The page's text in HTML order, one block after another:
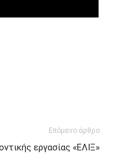
Επόμενο άρθρο
εργασίας «EΛΙΞ»